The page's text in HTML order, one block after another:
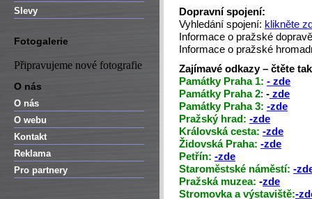
Slevy
Fotogalerie
Připravujeme nové fotografie
O nás
O nás
O webu
Kontakt
Reklama
Pro partnery
Dopravní spojení:
Vyhledání spojení: klikněte
Informace o pražské
Informace o pražské
Zajímavé odkazy – čtěte
Památky Praha 1: - zde
Památky Praha 2: - zde
Památky Praha 3: -zde
Pražský hrad: -zde
Královská cesta: -zde
Židovská Praha: -zde
Petřín: -zde
Staroměstské náměstí: -
Pražská muzea: -zde
Stromovka a výstaviště:-